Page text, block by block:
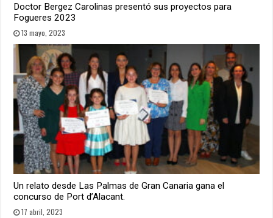
Doctor Bergez Carolinas presentó sus proyectos para
Fogueres 2023
13 mayo, 2023
Un relato desde Las Palmas de Gran Canaria gana el
concurso de Port d’Alacant.
17 abril, 2023